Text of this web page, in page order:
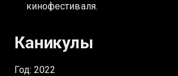
кинофестиваля.
Каникулы
Год: 2022